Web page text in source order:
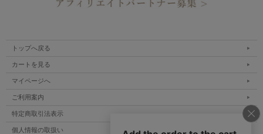
トップへ戻る
カートを見る
マイページへ
ご利用案内
特定商取引法表示
個人情報の取扱い